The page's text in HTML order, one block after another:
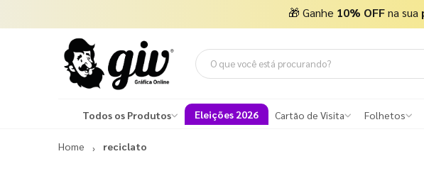
🎁 Ganhe 10% OFFna sua
Todos os Produtos Eleições 2026 Cartão de Visita Folhetos
Home reciclato